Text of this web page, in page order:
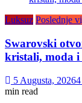
Luksuz Poslednje
Swarovski
kristali, moda i
5 Augusta, 2026
min read